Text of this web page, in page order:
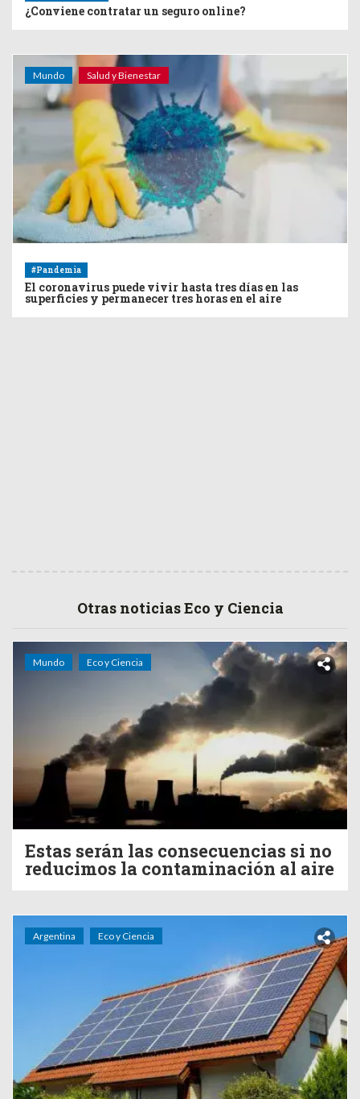
¿Conviene contratar un seguro online?
Mundo Salud y Bienestar
#Pandemia
El coronavirus puede vivir hasta tres días en las
superficies y permanecer tres horas en el aire
Otras noticias Eco y Ciencia
Mundo Eco y Ciencia
Estas serán las consecuencias si no
reducimos la contaminación al aire
Argentina Eco y Ciencia